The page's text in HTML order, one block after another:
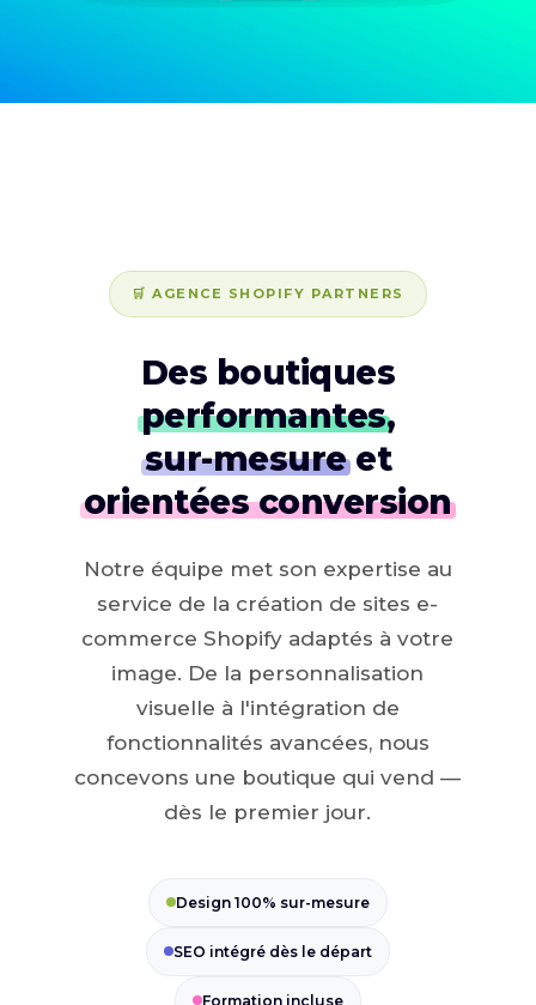
🛒 AGENCE SHOPIFY PARTNERS
Des boutiques
performantes,
sur-mesureet
orientées conversion
Notre équipe met son expertise au
service de la création de sites e-
commerce Shopify adaptés à votre
image. De la personnalisation
visuelle à l'intégration de
fonctionnalités avancées, nous
concevons une boutique qui vend —
dès le premier jour.
Design 100% sur-mesure
SEO intégré dès le départ
Formation incluse